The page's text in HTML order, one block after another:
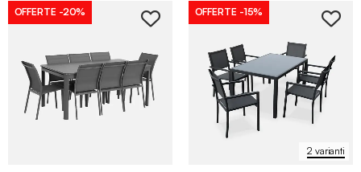
OFFERTE -20%
2 varianti
OFFERTE -15%